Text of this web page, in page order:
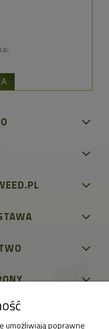
umożliwiają poprawne